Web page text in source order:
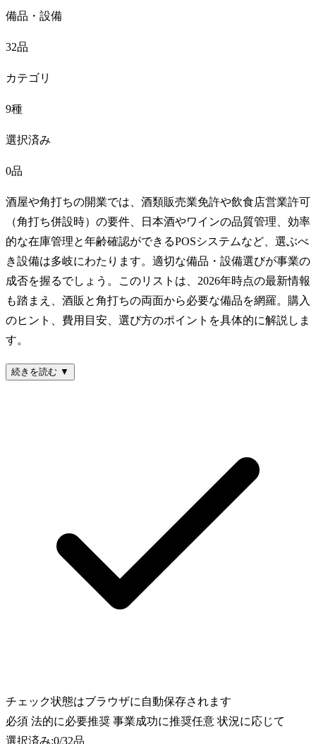
備品・設備
32品
カテゴリ
9種
選択済み
0品
酒屋や角打ちの開業では、酒類販売業免許や飲食店営業許可
（角打ち併設時）の要件、日本酒やワインの品質管理、効率
的な在庫管理と年齢確認ができるPOSシステムなど、選ぶべ
き設備は多岐にわたります。適切な備品・設備選びが事業の
成否を握るでしょう。このリストは、2026年時点の最新情報
も踏まえ、酒販と角打ちの両面から必要な備品を網羅。購入
のヒント、費用目安、選び方のポイントを具体的に解説しま
す。
続きを読む ▼
チェック状態はブラウザに自動保存されます
必須 法的に必要推奨 事業成功に推奨任意 状況に応じて
選択済み:0/32品